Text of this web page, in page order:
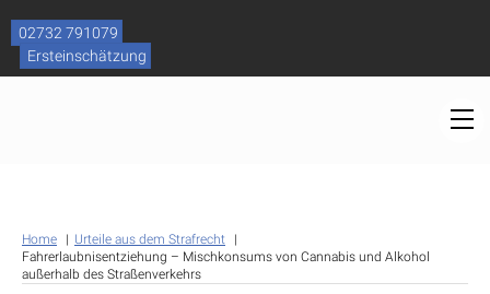
content
02732 791079
Ersteinschätzung
Home
Urteile aus dem Strafrecht
Fahrerlaubnisentziehung – Mischkonsums von Cannabis und Alkohol
außerhalb des Straßenverkehrs